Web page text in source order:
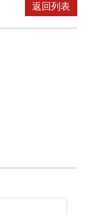
返回列表